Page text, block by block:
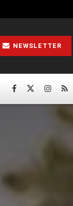
NEWSLETTER